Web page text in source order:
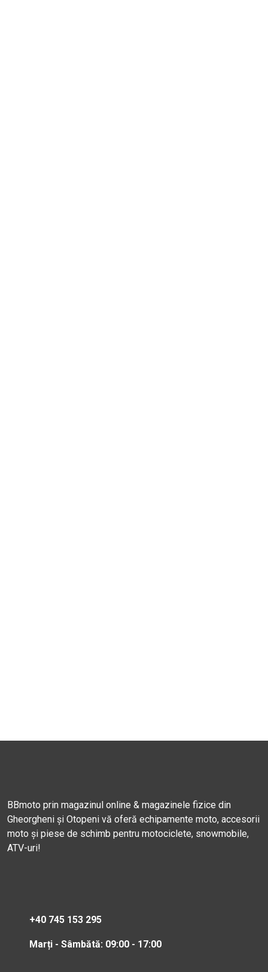
BBmoto prin magazinul online & magazinele fizice din
Gheorgheni și Otopeni vă oferă echipamente moto, accesorii
moto și piese de schimb pentru motociclete, snowmobile,
ATV-uri!
+40 745 153 295
Marți - Sâmbătă: 09:00 - 17:00